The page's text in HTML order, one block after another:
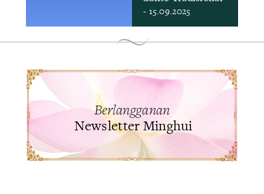
- 15.09.2025
Berlangganan
Newsletter Minghui